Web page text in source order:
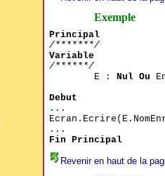
Exemple
Principal
/*******/
Variable
/******/
E : Nul Ou
Debut
...
...
Fin Principal
Revenir en haut de la